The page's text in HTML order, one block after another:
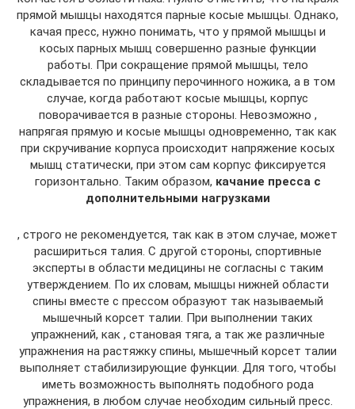
прямой мышцы находятся парные косые мышцы. Однако,
качая пресс, нужно понимать, что у прямой мышцы и
косых парных мышц совершенно разные функции
работы. При сокращение прямой мышцы, тело
складывается по принципу перочинного ножика, а в том
случае, когда работают косые мышцы, корпус
поворачивается в разные стороны. Невозможно ,
напрягая прямую и косые мышцы одновременно, так как
при скручивание корпуса происходит напряжение косых
мышц статически, при этом сам корпус фиксируется
горизонтально. Таким образом, качание пресса с
дополнительными нагрузками
, строго не рекомендуется, так как в этом случае, может
расшириться талия. С другой стороны, спортивные
эксперты в области медицины не согласны с таким
утверждением. По их словам, мышцы нижней области
спины вместе с прессом образуют так называемый
мышечный корсет талии. При выполнении таких
упражнений, как , становая тяга, а так же различные
упражнения на растяжку спины, мышечный корсет талии
выполняет стабилизирующие функции. Для того, чтобы
иметь возможность выполнять подобного рода
упражнения, в любом случае необходим сильный пресс.